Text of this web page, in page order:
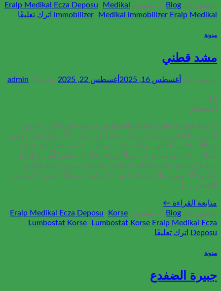
منشور في Blog موسوم Eralp Medikal Ecza Deposu، Medikal
immobilizer، Medikal immobilizer Eralp Medikal اترك تعليقًا
مدونة
مشد قطني
منشور في أغسطس 16, 2025 أغسطس 22, 2025 بواسطة admin
16
أغسطس
دعامة قطنية قطنية (Lombostat) هي دعامة طبية تُثبّت العمود
الفقري القطني وتُقيّد حركته، خاصةً في حالات الانزلاق الغضروفي،
وحالات تنكس الظهر، والصدمات، وحالات ما بعد الجراحة. تلتزم
عملية التصنيع بمعايير تصنيع الأجهزة الطبية. دعوني أشرح بإيجاز
مراحل تصنيع دعامة قطنية قطنية: عملية تصنيع دعامة قطنية
قطنية: التصميم والمقاسات: تُؤخذ القياسات وفقًا لتشريح المريض
(الخصر [...]
متابعة القراءة ←
منشور في Blog موسوم Eralp Medikal Ecza Deposu، Korse،
Lumbostat Korse، Lumbostat Korse Eralp Medikal Ecza
Deposu
اترك تعليقًا
مدونة
جبيرة الضفدع